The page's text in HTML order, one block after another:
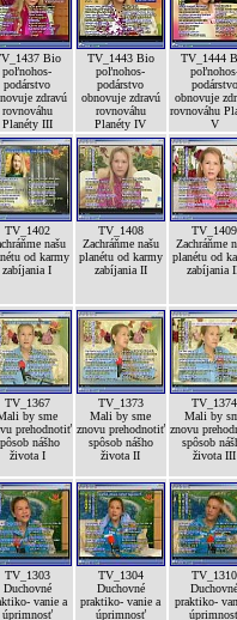
Bio
poľnohos-
podárstvo
zdravú
rovnováhu
Planéty III
TV_1443 Bio
poľnohos-
podárstvo
obnovuje zdravú
rovnováhu
Planéty IV
TV_1444
podárstvo
obnovuje
rovnováhu
V
TV_1402
našu
od karmy
zabíjania I
TV_1408
Zachráňme našu
planétu od karmy
zabíjania II
TV_1409
Zachráňme
planétu od
zabíjania
TV_1367
by sme
prehodnotiť
nášho
života I
TV_1373
Mali by sme
znovu prehodnotiť
spôsob nášho
života II
TV_1374
Mali by
znovu
spôsob
života III
TV_1303
Duchovné
vanie a
úprimnosť
TV_1304
Duchovné
praktiko- vanie a
úprimnosť
TV_1310
praktiko-